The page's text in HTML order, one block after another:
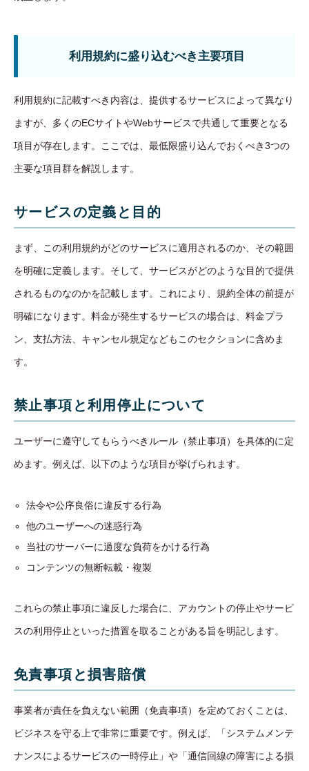
利用規約に盛り込むべき主要項目
利用規約に記載すべき内容は、提供するサービスによって異なり
ますが、多くのECサイトやWebサービスで共通して重要となる
項目が存在します。ここでは、最低限盛り込んでおくべき3つの
主要な項目群を解説します。
サービスの定義と目的
まず、この利用規約がどのサービスに適用されるのか、その範囲
を明確に定義します。そして、サービスがどのような目的で提供
されるものなのかを記載します。これにより、規約全体の前提が
明確になります。料金が発生するサービスの場合は、料金プラ
ン、支払方法、キャンセル規定などもこのセクションに含めま
す。
禁止事項と利用停止について
ユーザーに遵守してもらうべきルール（禁止事項）を具体的に定
めます。例えば、以下のような項目が挙げられます。
法令や公序良俗に違反する行為
他のユーザーへの迷惑行為
当社のサーバーに過度な負荷をかける行為
コンテンツの無断転載・複製
これらの禁止事項に違反した場合に、アカウントの停止やサービ
スの利用停止といった措置を取ることがある旨を明記します。
免責事項と損害賠償
事業者が責任を負えない範囲（免責事項）を定めておくことは、
ビジネスを守る上で非常に重要です。例えば、「システムメンテ
ナンスによるサービスの一時停止」や「通信回線の障害による損